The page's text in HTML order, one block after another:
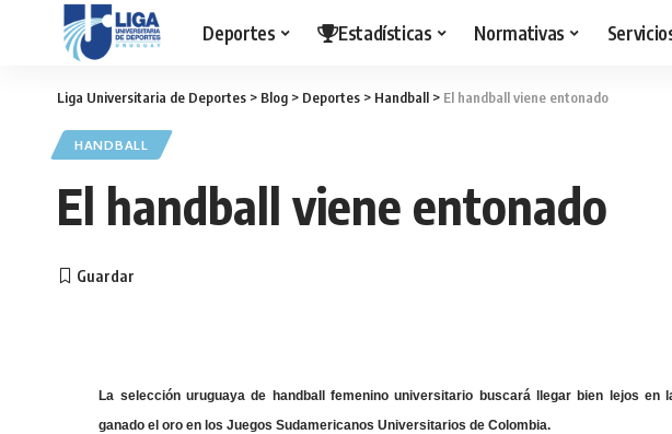
Deportes Estadísticas Normativas
Liga Universitaria de Deportes > Blog > Deportes > Handball > El handball viene entonado
HANDBALL
El handball viene entonado
La selección uruguaya de handball femenino universitario buscará llegar bien lejos en
ganado el oro en los Juegos Sudamericanos Universitarios de Colombia.